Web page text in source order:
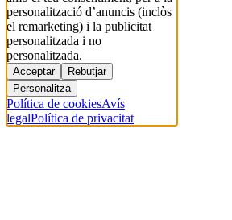
personalització d’anuncis (inclòs
el remarketing) i la publicitat
personalitzada i no
personalitzada.
Acceptar
Rebutjar
Personalitza
Política de cookiesAvís
legalPolítica de privacitat